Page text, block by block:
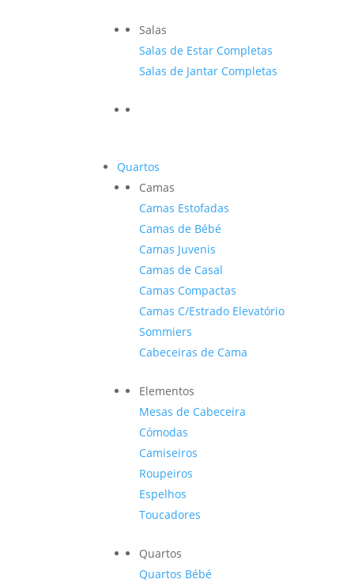
Salas
Salas de Estar Completas
Salas de Jantar Completas
Quartos
Camas
Camas Estofadas
Camas de Bébé
Camas Juvenis
Camas de Casal
Camas Compactas
Camas C/Estrado Elevatório
Sommiers
Cabeceiras de Cama
Elementos
Mesas de Cabeceira
Cómodas
Camiseiros
Roupeiros
Espelhos
Toucadores
Quartos
Quartos Bébé